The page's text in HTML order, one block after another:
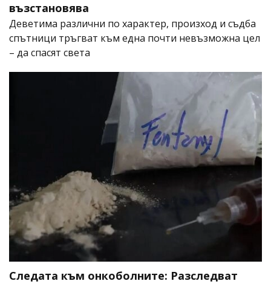
възстановява
Деветима различни по характер, произход и съдба
спътници тръгват към една почти невъзможна цел
– да спасят света
Следата към онкоболните: Разследват